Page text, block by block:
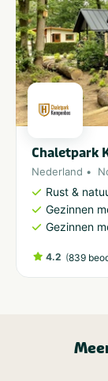
Chaletpark
Nederland
Rust &
Gezinnen
Gezinnen
4.2 (839